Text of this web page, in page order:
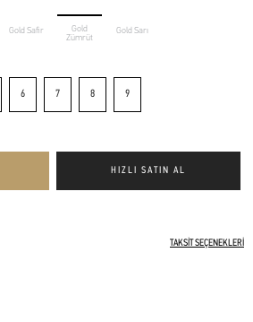
Gold Safir
Gold
Zümrüt
Gold Sarı
6 7 8 9
TAKSİT SEÇENEKLERİ